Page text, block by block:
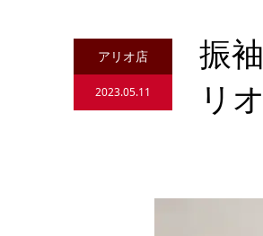
アリオ店
2023.05.11
振
リ